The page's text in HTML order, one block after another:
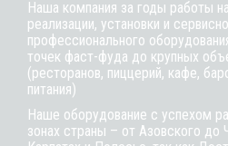
Наша компания за годы работы
реализации, установки и
профессионального
точек фаст-фуда до крупных
(ресторанов, пиццерий, кафе,
питания)
Наше оборудование с успехом
зонах страны – от Азовского до